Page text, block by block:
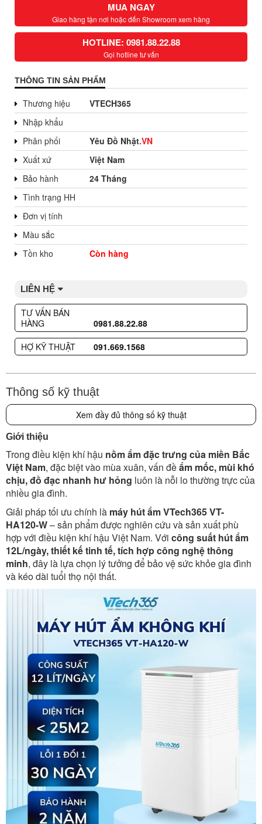
MUA NGAY
Giao hàng tận nơi hoặc đến Showroom xem hàng
HOTLINE: 0981.88.22.88
Gọi hotline tư vấn
THÔNG TIN SẢN PHẨM
Thương hiệu
VTECH365
Nhập khẩu
Phân phối
Yêu Đồ Nhật.VN
Xuất xứ
Việt Nam
Bảo hành
24 Tháng
Tình trạng HH
Đơn vị tính
Màu sắc
Tồn kho
Còn hàng
LIÊN HỆ
TƯ VẤN BÁN
HÀNG
0981.88.22.88
HỢ KỸ THUẬT
091.669.1568
Thông số kỹ thuật
Xem đầy đủ thông số kỹ thuật
Giới thiệu
Trong điều kiện khí hậu nồm ẩm đặc trưng của miền Bắc
Việt Nam, đặc biệt vào mùa xuân, vấn đềẩm mốc, mùi khó
chịu, đồ đạc nhanh hư hỏng luôn là nỗi lo thường trực của
nhiều gia đình.
Giải pháp tối ưu chính là máy hút ẩm VTech365 VT-
HA120-W– sản phẩm được nghiên cứu và sản xuất phù
hợp với điều kiện khí hậu Việt Nam. Với công suất hút ẩm
12L/ngày, thiết kế tinh tế, tích hợp công nghệ thông
minh, đây là lựa chọn lý tưởng để bảo vệ sức khỏe gia đình
và kéo dài tuổi thọ nội thất.